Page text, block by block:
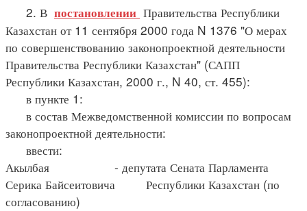
2. В постановлении Правительства Республики
Казахстан от 11 сентября 2000 года N 1376 "О мерах
по совершенствованию законопроектной деятельности
Правительства Республики Казахстан" (САПП
Республики Казахстан, 2000 г., N 40, ст. 455):
в пункте 1:
в состав Межведомственной комиссии по вопросам
законопроектной деятельности:
ввести:
Акылбая - депутата Сената Парламента
Серика Байсеитовича Республики Казахстан (по
согласованию)